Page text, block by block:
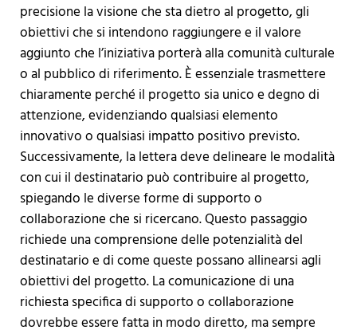
precisione la visione che sta dietro al progetto, gli
obiettivi che si intendono raggiungere e il valore
aggiunto che l’iniziativa porterà alla comunità culturale
o al pubblico di riferimento. È essenziale trasmettere
chiaramente perché il progetto sia unico e degno di
attenzione, evidenziando qualsiasi elemento
innovativo o qualsiasi impatto positivo previsto.
Successivamente, la lettera deve delineare le modalità
con cui il destinatario può contribuire al progetto,
spiegando le diverse forme di supporto o
collaborazione che si ricercano. Questo passaggio
richiede una comprensione delle potenzialità del
destinatario e di come queste possano allinearsi agli
obiettivi del progetto. La comunicazione di una
richiesta specifica di supporto o collaborazione
dovrebbe essere fatta in modo diretto, ma sempre